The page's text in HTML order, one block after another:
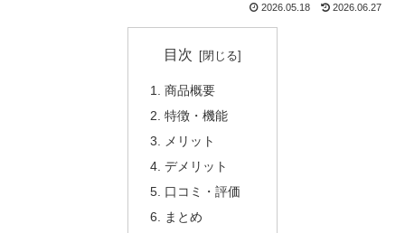
2026.05.18 2026.06.27
目次
商品概要
特徴・機能
メリット
デメリット
口コミ・評価
まとめ